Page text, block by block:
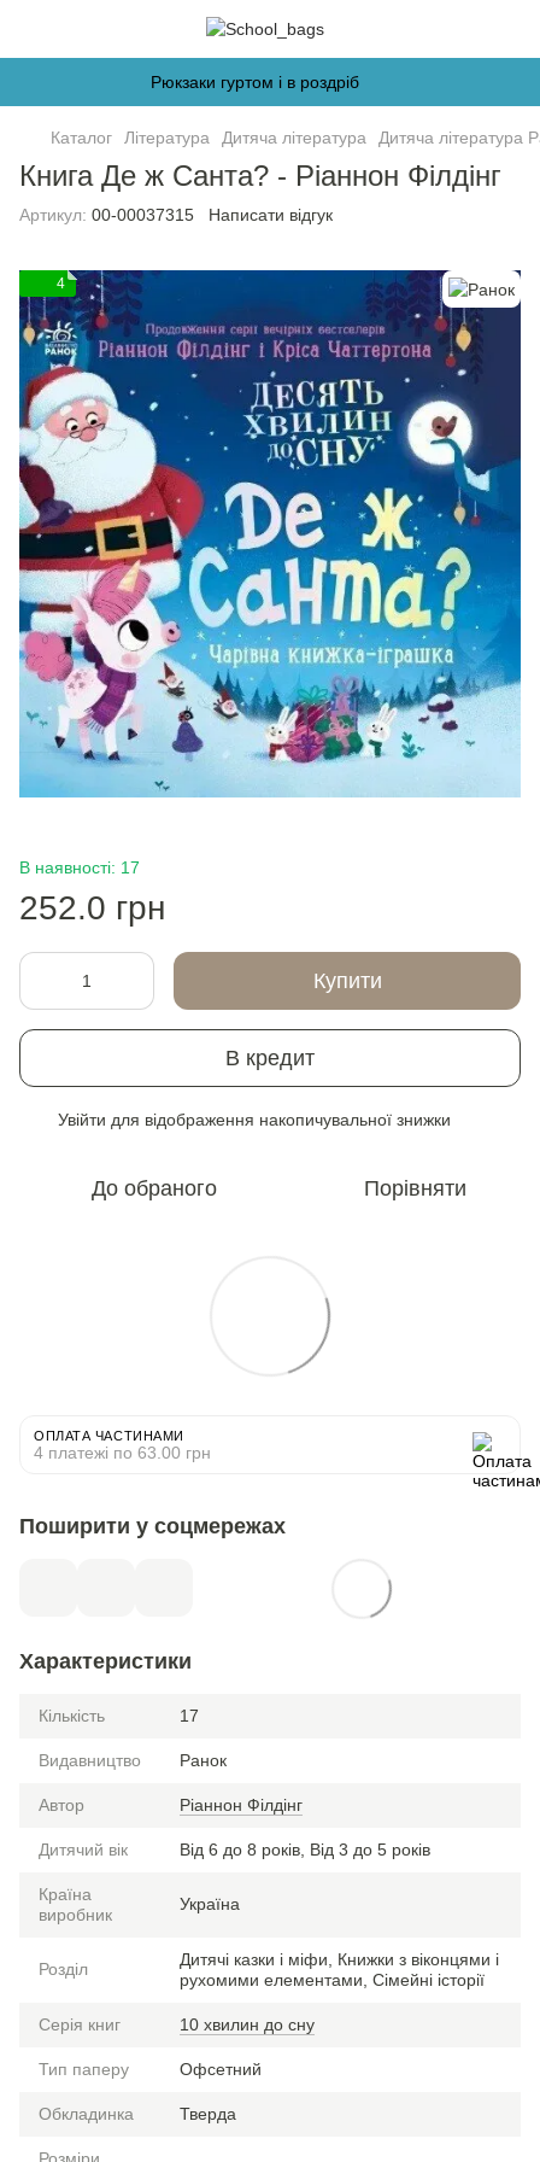
Рюкзаки гуртом і в роздріб
Каталог Література Дитяча література Дитяча література
Книга Де ж Санта? - Ріаннон Філдінг
Артикул: 00-00037315 Написати відгук
4
В наявності: 17
252.0 грн
Купити
В кредит
Увійти для відображення накопичувальної знижки
До обраного Порівняти
ОПЛАТА ЧАСТИНАМИ
4 платежі по 63.00 грн
Поширити у соцмережах
Характеристики
Кількість 17
Видавництво Ранок
Автор Ріаннон Філдінг
Дитячий вік Від 6 до 8 років, Від 3 до 5 років
Країна
виробник
Україна
Розділ
Дитячі казки і міфи, Книжки з віконцями і
рухомими елементами, Сімейні історії
Серія книг 10 хвилин до сну
Тип паперу Офсетний
Обкладинка Тверда